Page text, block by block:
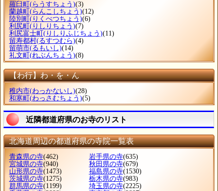
羅臼町 (らうすちょう)(3)
蘭越町 (らんこしちょう)(12)
陸別町 (りくべつちょう)(6)
利尻町 (りしりちょう)(7)
利尻富士町 (りしりふじちょう)(11)
留寿都村(るすつむら)(4)
留萌市(るもいし)(14)
礼文町 (れぶんちょう)(8)
【わ行】わ・を・ん
稚内市(わっかないし)(28)
和寒町 (わっさむちょう)(5)
近隣都道府県のお寺のリスト
北海道周辺の都道府県の寺院一覧表
青森県の寺(462) 岩手県の寺(635)
宮城県の寺(940) 秋田県の寺(679)
山形県の寺(1473) 福島県の寺(1530)
茨城県の寺(1275) 栃木県の寺(983)
群馬県の寺(1199) 埼玉県の寺(2225)